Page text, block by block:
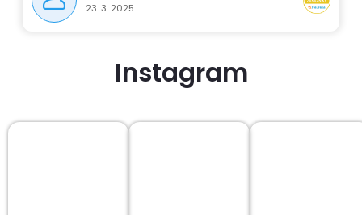
23. 3. 2025
Instagram